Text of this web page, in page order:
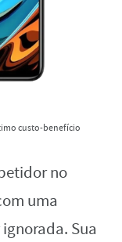
custo-benefício
no
uma
Sua